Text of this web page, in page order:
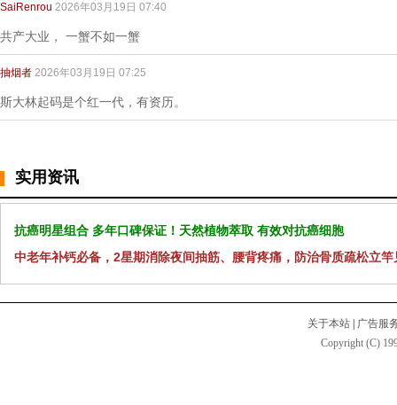
SaiRenrou 2026年03月19日 07:40
共产大业， 一蟹不如一蟹
抽烟者 2026年03月19日 07:25
斯大林起码是个红一代，有资历。
实用资讯
抗癌明星组合 多年口碑保证！天然植物萃取 有效对抗癌细胞
中老年补钙必备，2星期消除夜间抽筋、腰背疼痛，防治骨质疏松立竿
关于本站
广告服
Copyright (C)